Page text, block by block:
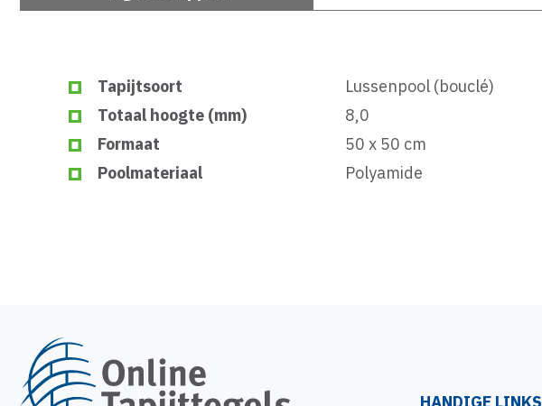
Tapijtsoort Lussenpool (bouclé)
Totaal hoogte (mm)
8,0
Formaat
50 x 50 cm
Poolmateriaal
Polyamide
HANDIGE LINKS